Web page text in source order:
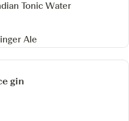
Tonic Water
Ale
gin